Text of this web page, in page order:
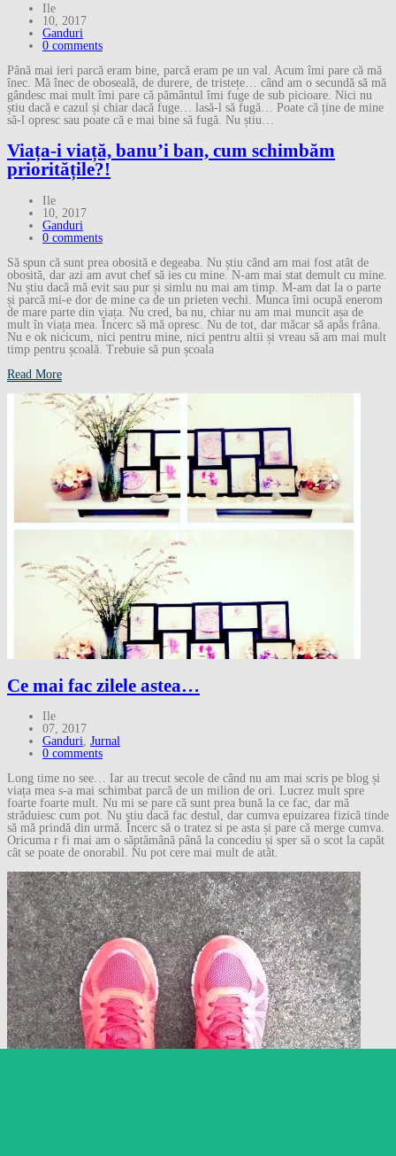
Ile
10, 2017
Ganduri
0 comments
Până mai ieri parcă eram bine, parcă eram pe un val. Acum îmi pare că mă
înec. Mă înec de oboseală, de durere, de tristețe… când am o secundă să mă
gândesc mai mult îmi pare că pământul îmi fuge de sub picioare. Nici nu
știu dacă e cazul și chiar dacă fuge… lasă-l să fugă… Poate că ține de mine
să-l opresc sau poate că e mai bine să fugă. Nu știu…
Viața-i viață, banu’i ban, cum schimbăm
prioritățile?!
Ile
10, 2017
Ganduri
0 comments
Să spun că sunt prea obosită e degeaba. Nu știu când am mai fost atât de
obosită, dar azi am avut chef să ies cu mine. N-am mai stat demult cu mine.
Nu știu dacă mă evit sau pur și simlu nu mai am timp. M-am dat la o parte
și parcă mi-e dor de mine ca de un prieten vechi. Munca îmi ocupă enerom
de mare parte din viața. Nu cred, ba nu, chiar nu am mai muncit așa de
mult în viața mea. Încerc să mă opresc. Nu de tot, dar măcar să apăs frâna.
Nu e ok nicicum, nici pentru mine, nici pentru altii și vreau să am mai mult
timp pentru școală. Trebuie să pun școala
Read More
Ce mai fac zilele astea…
Ile
07, 2017
Ganduri, Jurnal
0 comments
Long time no see… Iar au trecut secole de când nu am mai scris pe blog și
viața mea s-a mai schimbat parcă de un milion de ori. Lucrez mult spre
foarte foarte mult. Nu mi se pare că sunt prea bună la ce fac, dar mă
străduiesc cum pot. Nu știu dacă fac destul, dar cumva epuizarea fizică tinde
să mă prindă din urmă. Încerc să o tratez si pe asta și pare că merge cumva.
Oricuma r fi mai am o săptămână până la concediu și sper să o scot la capăt
cât se poate de onorabil. Nu pot cere mai mult de atât.